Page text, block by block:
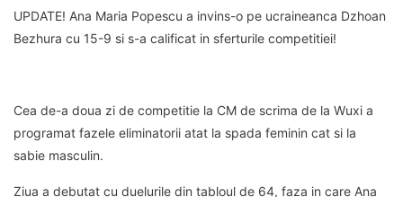
UPDATE! Ana Maria Popescu a invins-o pe ucraineanca Dzhoan
Bezhura cu 15-9 si s-a calificat in sferturile competitiei!
Cea de-a doua zi de competitie la CM de scrima de la Wuxi a
programat fazele eliminatorii atat la spada feminin cat si la
sabie masculin.
Ziua a debutat cu duelurile din tabloul de 64, faza in care Ana